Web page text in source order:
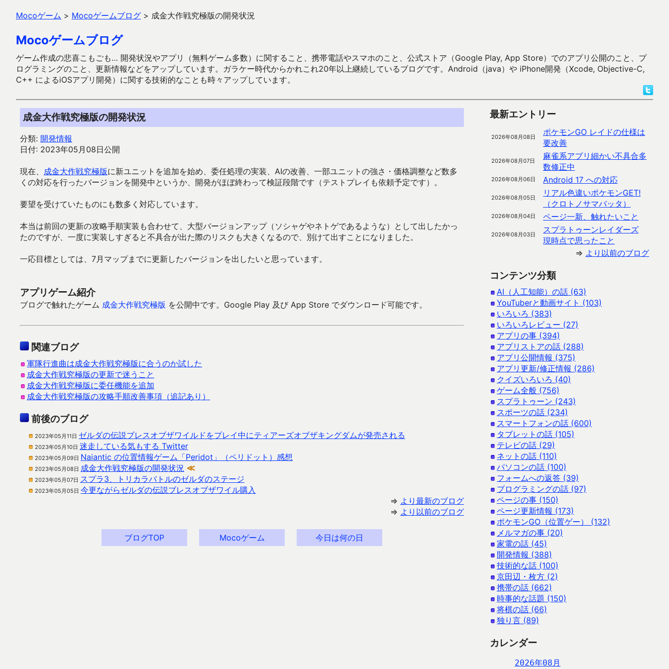
Mocoゲーム > Mocoゲームブログ > 成金大作戦究極版の開発状況
Mocoゲームブログ
ゲーム作成の悲喜こもごも… 開発状況やアプリ（無料ゲーム多数）に関すること、携帯電話やスマホのこと、公式ストア（Google Play, App Store）でのアプリ公開のこと、プ
ログラミングのこと、更新情報などをアップしています。ガラケー時代からかれこれ20年以上継続しているブログです。Android（java）や iPhone開発（Xcode, Objective-C,
C++ によるiOSアプリ開発）に関する技術的なことも時々アップしています。
成金大作戦究極版の開発状況
分類: 開発情報
日付: 2023年05月08日公開
現在、 成金大作戦究極版に新ユニットを追加を始め、委任処理の実装、AIの改善、一部ユニットの強さ・価格調整など数多
くの対応を行ったバージョンを開発中というか、開発がほぼ終わって検証段階です（テストプレイも依頼予定です）。
要望を受けていたものにも数多く対応しています。
本当は前回の更新の攻略手順実装も合わせて、大型バージョンアップ（ソシャゲやネトゲであるような）として出したかっ
たのですが、一度に実装しすぎると不具合が出た際のリスクも大きくなるので、別けて出すことになりました。
一応目標としては、7月マップまでに更新したバージョンを出したいと思っています。
アプリゲーム紹介
ブログで触れたゲーム 成金大作戦究極版 を公開中です。Google Play 及び App Store でダウンロード可能です。
関連ブログ
軍隊行進曲は成金大作戦究極版に合うのか試した
成金大作戦究極版の更新で迷うこと
成金大作戦究極版に委任機能を追加
成金大作戦究極版の攻略手順改善事項（追記あり）
前後のブログ
2023年05月11日 ゼルダの伝説ブレスオブザワイルドをプレイ中にティアーズオブザキングダムが発売される
2023年05月10日 迷走している気もする Twitter
2023年05月09日 Naiantic の位置情報ゲーム「Peridot」（ペリドット）感想
2023年05月08日 成金大作戦究極版の開発状況 ≪
2023年05月07日 スプラ3、トリカラバトルのゼルダのステージ
2023年05月05日 今更ながらゼルダの伝説ブレスオブザワイル購入
⇒ より最新のブログ
⇒ より以前のブログ
ブログTOP Mocoゲーム 今日は何の日
最新エントリー
2026年08月08日
ポケモンGO レイドの仕様は
要改善
2026年08月07日
麻雀系アプリ細かい不具合多
数修正中
2026年08月06日 Android 17 への対応
2026年08月05日
リアル色違いポケモンGET!
（クロトノサマバッタ）
2026年08月04日 ページ一新、触れたいこと
2026年08月03日
スプラトゥーンレイダーズ
現時点で思ったこと
⇒ より以前のブログ
コンテンツ分類
AI（人工知能）の話 (63)
YouTuberと動画サイト (103)
いろいろ (383)
いろいろレビュー (27)
アプリの事 (394)
アプリストアの話 (288)
アプリ公開情報 (375)
アプリ更新/修正情報 (286)
クイズいろいろ (40)
ゲーム全般 (756)
スプラトゥーン (243)
スポーツの話 (234)
スマートフォンの話 (600)
タブレットの話 (105)
テレビの話 (29)
ネットの話 (110)
パソコンの話 (100)
フォームへの返答 (39)
プログラミングの話 (97)
ページの事 (150)
ページ更新情報 (173)
ポケモンGO（位置ゲー） (132)
メルマガの事 (20)
家電の話 (45)
開発情報 (388)
技術的な話 (100)
京田辺・枚方 (2)
携帯の話 (662)
時事的な話題 (150)
将棋の話 (66)
独り言 (89)
カレンダー
2026年08月